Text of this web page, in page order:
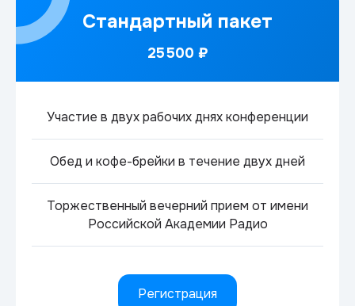
Стандартный пакет
25 500 ₽
Участие в двух рабочих днях конференции
Обед и кофе-брейки в течение двух дней
Торжественный вечерний прием от имени
Российской Академии Радио
Регистрация